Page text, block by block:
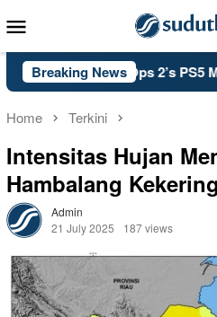
to
Menu
Breaking News
Duty: Black Ops 2’s PS5 Meta
Home Terkini
Intensitas Hujan
Hambalang
Admin
21 July 2025
187 views